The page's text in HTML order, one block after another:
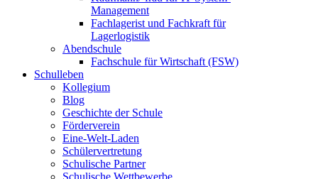
Management
Fachlagerist und Fachkraft für
Lagerlogistik
Abendschule
Fachschule für Wirtschaft (FSW)
Schulleben
Kollegium
Blog
Geschichte der Schule
Förderverein
Eine-Welt-Laden
Schülervertretung
Schulische Partner